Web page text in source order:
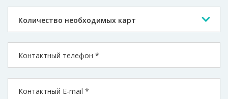
Количество необходимых карт